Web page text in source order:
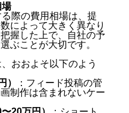
場
際の費用相場は、提
によって大きく異なり
握した上で、自社の予
ぶことが大切です。
おおよそ以下のよう
）
：フィード投稿の管
制作は含まれないケー
実績
培ったノウハウ
気通貫設計
社おすすめ7選
ト対応の会社、どちら